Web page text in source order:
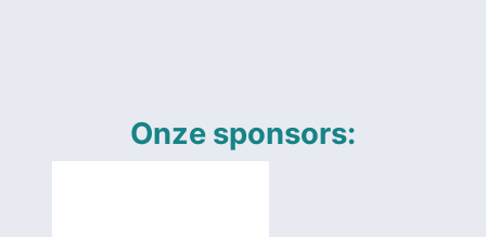
Onze sponsors: